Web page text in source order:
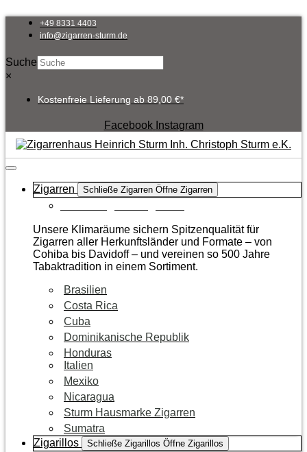
Inhalt
springen
+49 8331 4403
info@zigarren-sturm.de
Suche
×
Kostenfreie Lieferung ab 89,00 €*
Facebook Instagram
Zigarren Schließe Zigarren Öffne Zigarren
Unsere Klimaräume sichern Spitzenqualität für
Zigarren aller Herkunftsländer und Formate – von
Cohiba bis Davidoff – und vereinen so 500 Jahre
Tabaktradition in einem Sortiment.
Brasilien
Costa Rica
Cuba
Dominikanische Republik
Honduras
Italien
Mexiko
Nicaragua
Sturm Hausmarke Zigarren
Sumatra
Zigarillos
Schließe Zigarillos Öffne Zigarillos